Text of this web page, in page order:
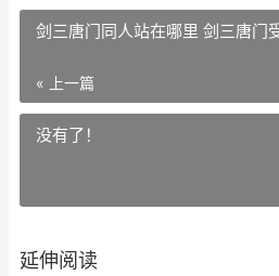
剑三唐门同人站在哪里 剑三唐门
« 上一篇
没有了！
延伸阅读